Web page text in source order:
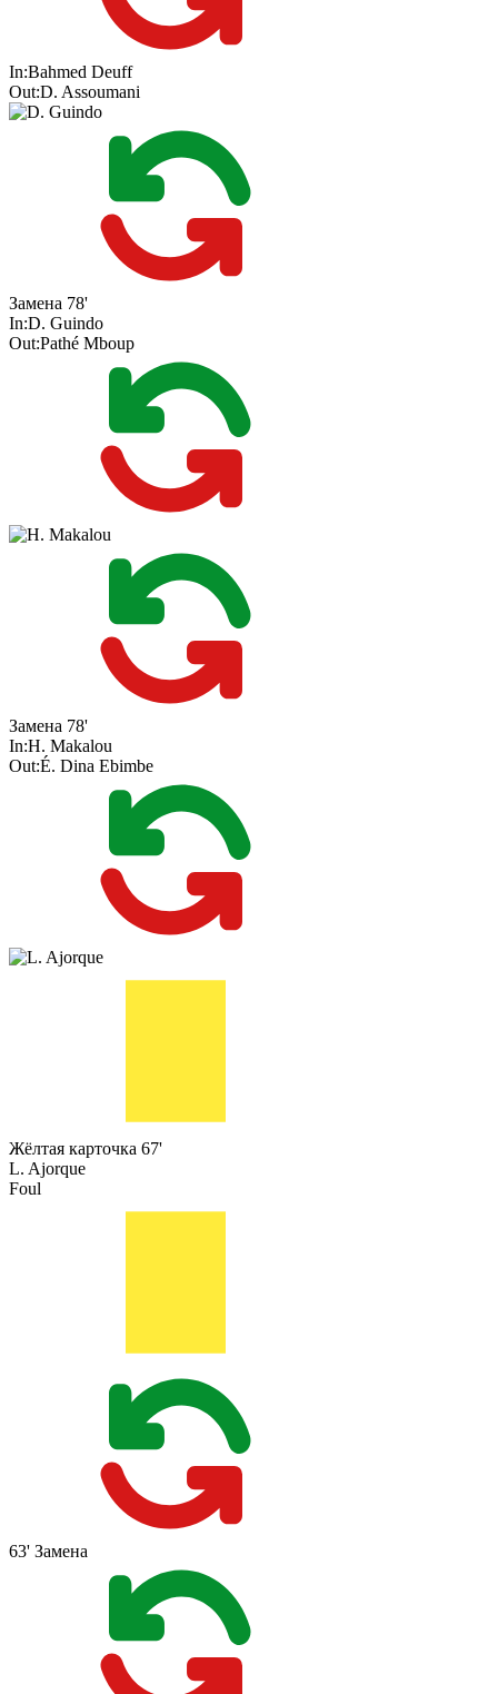
In:Bahmed Deuff
Out:D. Assoumani
Замена 78'
In:D. Guindo
Out:Pathé Mboup
Замена 78'
In:H. Makalou
Out:É. Dina Ebimbe
Жёлтая карточка 67'
L. Ajorque
Foul
63' Замена